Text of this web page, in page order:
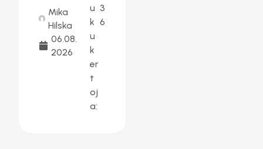
Mika
Hilska
06.08.
2026
u
k
u
k
er
t
oj
a:
3
6